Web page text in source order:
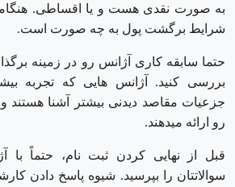
به صورت نقدی هست و یا اقساطی.
شرایط برگشت پول به چه صورت است.
حتما سابقه کاری آژانس رو در زمینه
بررسی کنید. آژانس هایی که تجربه
جزعیات مقاصد دیدنی بیشتر آشنا هستند
رو ارائه میدهند.
قبل از نهایی کردن ثبت ‌نام، حتماً با
سوالاتتان را بپرسید. شیوه پاسخ دادن